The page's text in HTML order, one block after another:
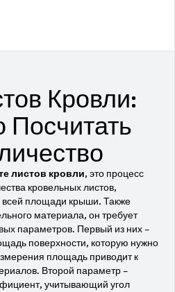
Кровли:
Посчитать
листов кровли, это процесс
кровельных листов,
всей площади крыши. Также
материала, он требует
параметров. Первый из них –
поверхности, которую нужно
площадь приводит к
Второй параметр –
учитывающий угол